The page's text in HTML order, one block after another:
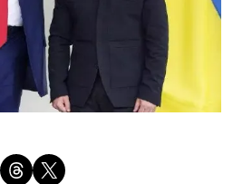
Share on Threads Compartir en X